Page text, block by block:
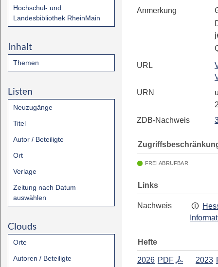
Hochschul- und
Landesbibliothek RheinMain
Inhalt
Themen
Listen
Neuzugänge
Titel
Autor / Beteiligte
Ort
Verlage
Zeitung nach Datum
auswählen
Clouds
Orte
Autoren / Beteiligte
Anmerkung
URL
URN
ZDB-Nachweis
FREI ABRUFBAR
Links
Nachweis
Hefte
PDF
2026
2023